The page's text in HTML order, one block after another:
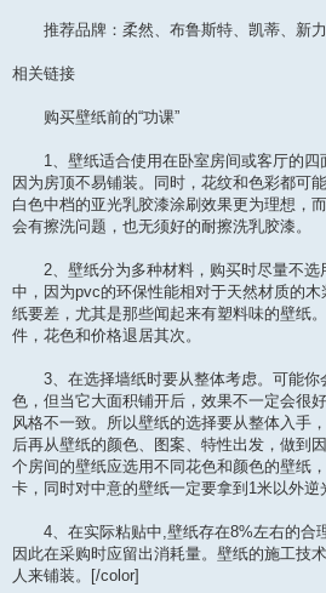
推荐品牌：柔然、布鲁斯特、凯蒂、新力
相关链接
购买壁纸前的“功课”
1、壁纸适合使用在卧室房间或客厅的四
因为房顶不易铺装。同时，花纹和色彩都可
白色中档的亚光乳胶漆涂刷效果更为理想，
会有擦洗问题，也无须好的耐擦洗乳胶漆。
2、壁纸分为多种材料，购买时尽量不选
中，因为pvc的环保性能相对于天然材质的
纸要差，尤其是那些闻起来有塑料味的壁纸
件，花色和价格退居其次。
3、在选择墙纸时要从整体考虑。可能你
色，但当它大面积铺开后，效果不一定会很
风格不一致。所以壁纸的选择要从整体入手
后再从壁纸的颜色、图案、特性出发，做到
个房间的壁纸应选用不同花色和颜色的壁纸
卡，同时对中意的壁纸一定要拿到1米以外逆
4、在实际粘贴中,壁纸存在8%左右的合
因此在采购时应留出消耗量。壁纸的施工技
人来铺装。[/color]